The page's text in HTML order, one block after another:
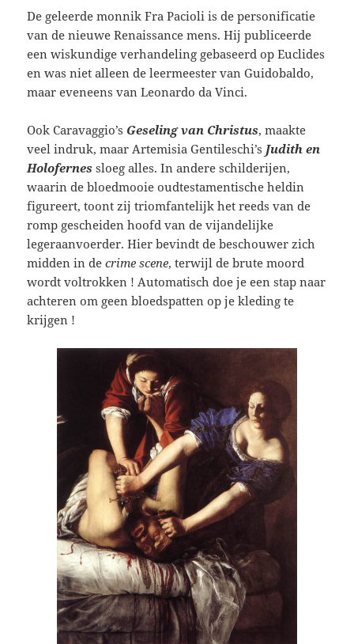
De geleerde monnik Fra Pacioli is de personificatie
van de nieuwe Renaissance mens. Hij publiceerde
een wiskundige verhandeling gebaseerd op Euclides
en was niet alleen de leermeester van Guidobaldo,
maar eveneens van Leonardo da Vinci.
Ook Caravaggio’s Geseling van Christus, maakte
veel indruk, maar Artemisia Gentileschi’s Judith en
Holofernes sloeg alles. In andere schilderijen,
waarin de bloedmooie oudtestamentische heldin
figureert, toont zij triomfantelijk het reeds van de
romp gescheiden hoofd van de vijandelijke
legeraanvoerder. Hier bevindt de beschouwer zich
midden in decrime scene, terwijl de brute moord
wordt voltrokken ! Automatisch doe je een stap naar
achteren om geen bloedspatten op je kleding te
krijgen !